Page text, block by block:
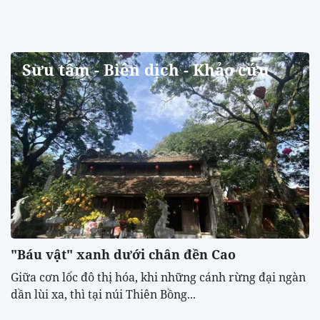
Sưu tầm - Biên dịch - Khảo cứu
"Báu vật" xanh dưới chân đền Cao
​Giữa cơn lốc đô thị hóa, khi những cánh rừng đại ngàn
dần lùi xa, thì tại núi Thiên Bồng...